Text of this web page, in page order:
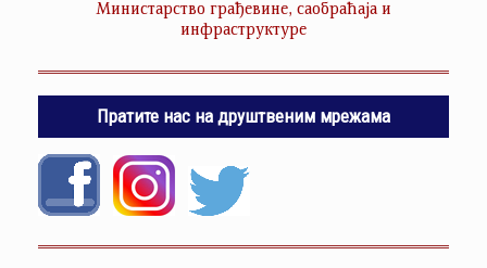
Министарство грађевине, саобраћаја и
инфраструктуре
Пратите нас на друштвеним мрежама